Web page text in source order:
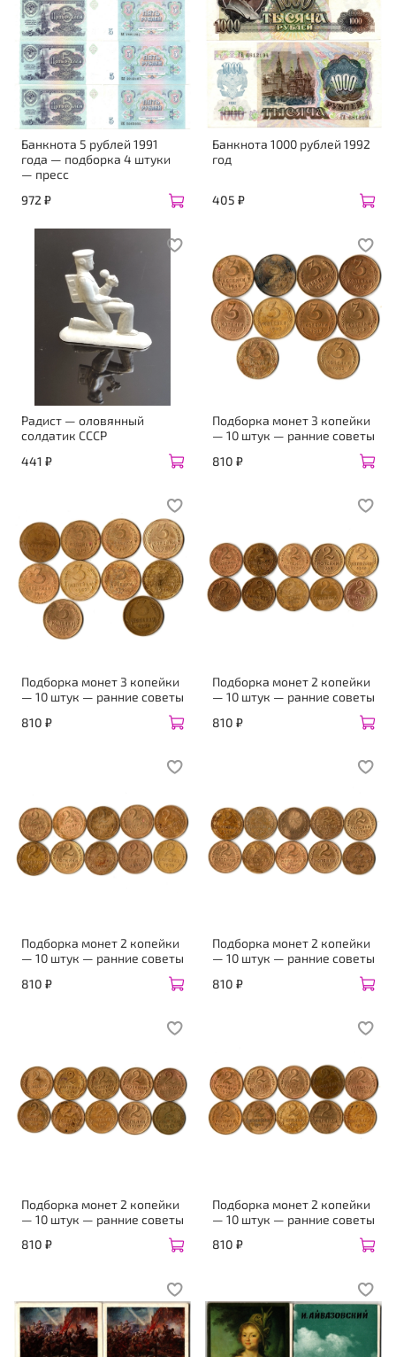
Банкнота 5 рублей 1991
года — подборка 4 штуки
— пресс
972 ₽
Банкнота 1000 рублей 1992
год
405 ₽
Радист — оловянный
солдатик СССР
441 ₽
Подборка монет 3 копейки
— 10 штук — ранние советы
810 ₽
Подборка монет 3 копейки
— 10 штук — ранние советы
810 ₽
Подборка монет 2 копейки
— 10 штук — ранние советы
810 ₽
Подборка монет 2 копейки
— 10 штук — ранние советы
810 ₽
Подборка монет 2 копейки
— 10 штук — ранние советы
810 ₽
Подборка монет 2 копейки
— 10 штук — ранние советы
810 ₽
Подборка монет 2 копейки
— 10 штук — ранние советы
810 ₽